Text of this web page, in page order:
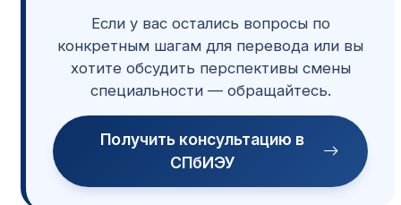
Если у вас остались вопросы по
конкретным шагам для перевода или вы
хотите обсудить перспективы смены
специальности — обращайтесь.
Получить консультацию в
СПбИЭУ